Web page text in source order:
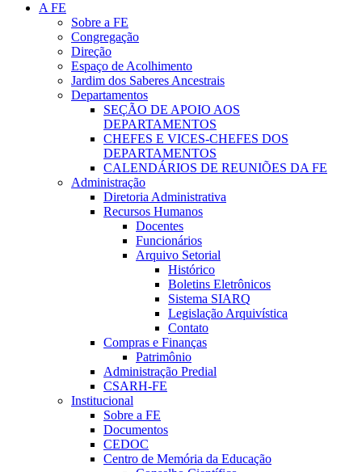
A FE
Sobre a FE
Congregação
Direção
Espaço de Acolhimento
Jardim dos Saberes Ancestrais
Departamentos
SEÇÃO DE APOIO AOS
DEPARTAMENTOS
CHEFES E VICES-CHEFES DOS
DEPARTAMENTOS
CALENDÁRIOS DE REUNIÕES DA FE
Administração
Diretoria Administrativa
Recursos Humanos
Docentes
Funcionários
Arquivo Setorial
Histórico
Boletins Eletrônicos
Sistema SIARQ
Legislação Arquivística
Contato
Compras e Finanças
Patrimônio
Administração Predial
CSARH-FE
Institucional
Sobre a FE
Documentos
CEDOC
Centro de Memória da Educação